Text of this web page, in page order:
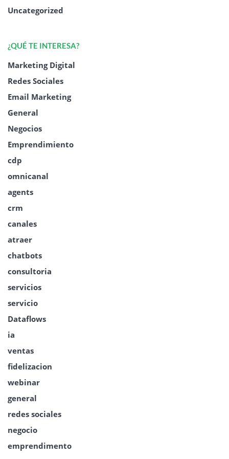
Uncategorized
¿QUÉ TE INTERESA?
Marketing Digital
Redes Sociales
Email Marketing
General
Negocios
Emprendimiento
cdp
omnicanal
agents
crm
canales
atraer
chatbots
consultoria
servicios
servicio
Dataflows
ia
ventas
fidelizacion
webinar
general
redes sociales
negocio
emprendimento